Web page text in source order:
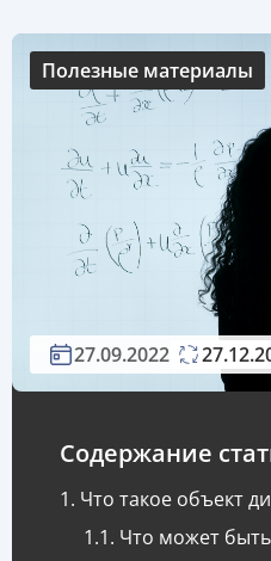
Полезные материалы
27.09.2022
Содержание
Что такое объект
Что может